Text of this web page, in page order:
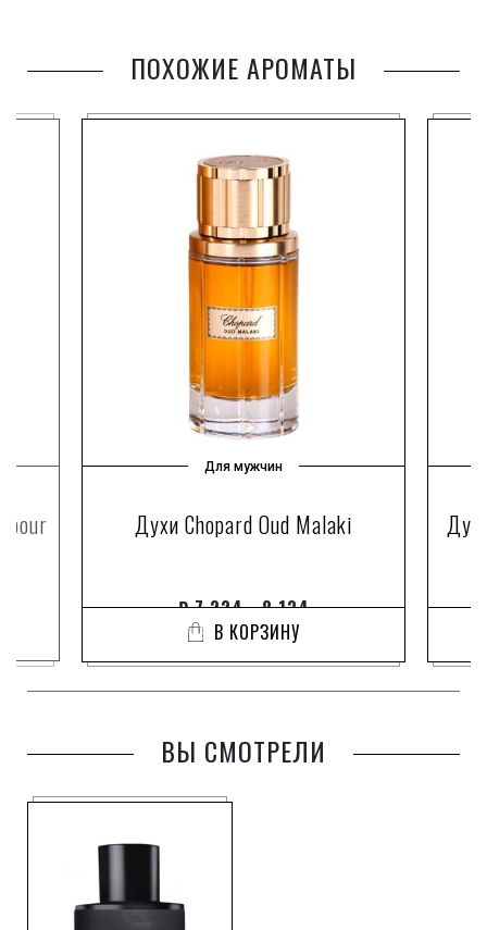
ПОХОЖИЕ АРОМАТЫ
pour
Для мужчин
Духи Chopard Oud Malaki
₽7 224 - 8 134
В КОРЗИНУ
ВЫ СМОТРЕЛИ